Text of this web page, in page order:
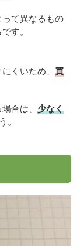
て異なるもの
す。
くいため、 買
合は、 少なく
。